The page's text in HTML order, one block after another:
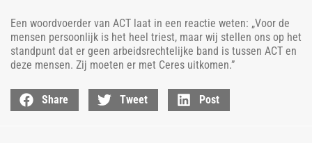
Een woordvoerder van ACT laat in een reactie weten: „Voor de
mensen persoonlijk is het heel triest, maar wij stellen ons op het
standpunt dat er geen arbeidsrechtelijke band is tussen ACT en
deze mensen. Zij moeten er met Ceres uitkomen.”
Share Tweet Post